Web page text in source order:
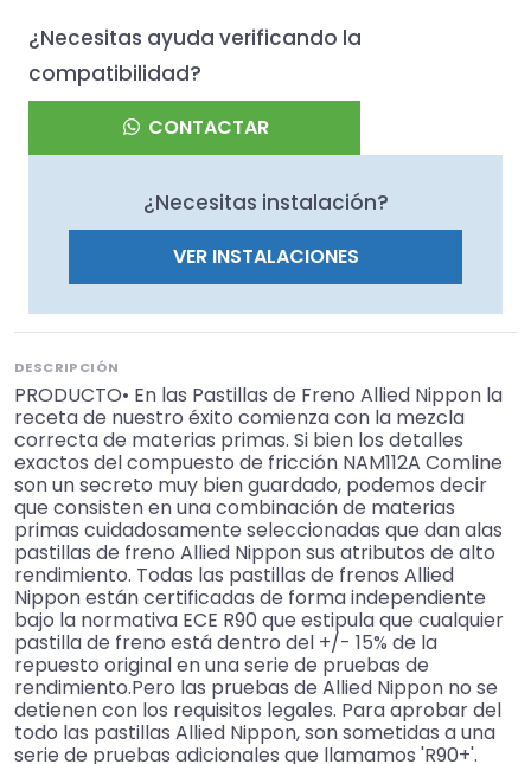
¿Necesitas ayuda verificando la
compatibilidad?
CONTACTAR
¿Necesitas instalación?
VER INSTALACIONES
DESCRIPCIÓN
PRODUCTO• En las Pastillas de Freno Allied Nippon la
receta de nuestro éxito comienza con la mezcla
correcta de materias primas. Si bien los detalles
exactos del compuesto de fricción NAM112A Comline
son un secreto muy bien guardado, podemos decir
que consisten en una combinación de materias
primas cuidadosamente seleccionadas que dan alas
pastillas de freno Allied Nippon sus atributos de alto
rendimiento. Todas las pastillas de frenos Allied
Nippon están certificadas de forma independiente
bajo la normativa ECE R90 que estipula que cualquier
pastilla de freno está dentro del +/- 15% de la
repuesto original en una serie de pruebas de
rendimiento.Pero las pruebas de Allied Nippon no se
detienen con los requisitos legales. Para aprobar del
todo las pastillas Allied Nippon, son sometidas a una
serie de pruebas adicionales que llamamos 'R90+'.